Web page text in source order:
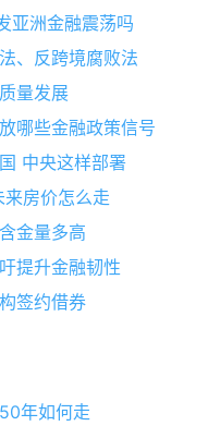
亚洲金融震荡吗
、反跨境腐败法
量发展
哪些金融政策信号
中央这样部署
房价怎么走
金量多高
提升金融韧性
签约借券
年如何走